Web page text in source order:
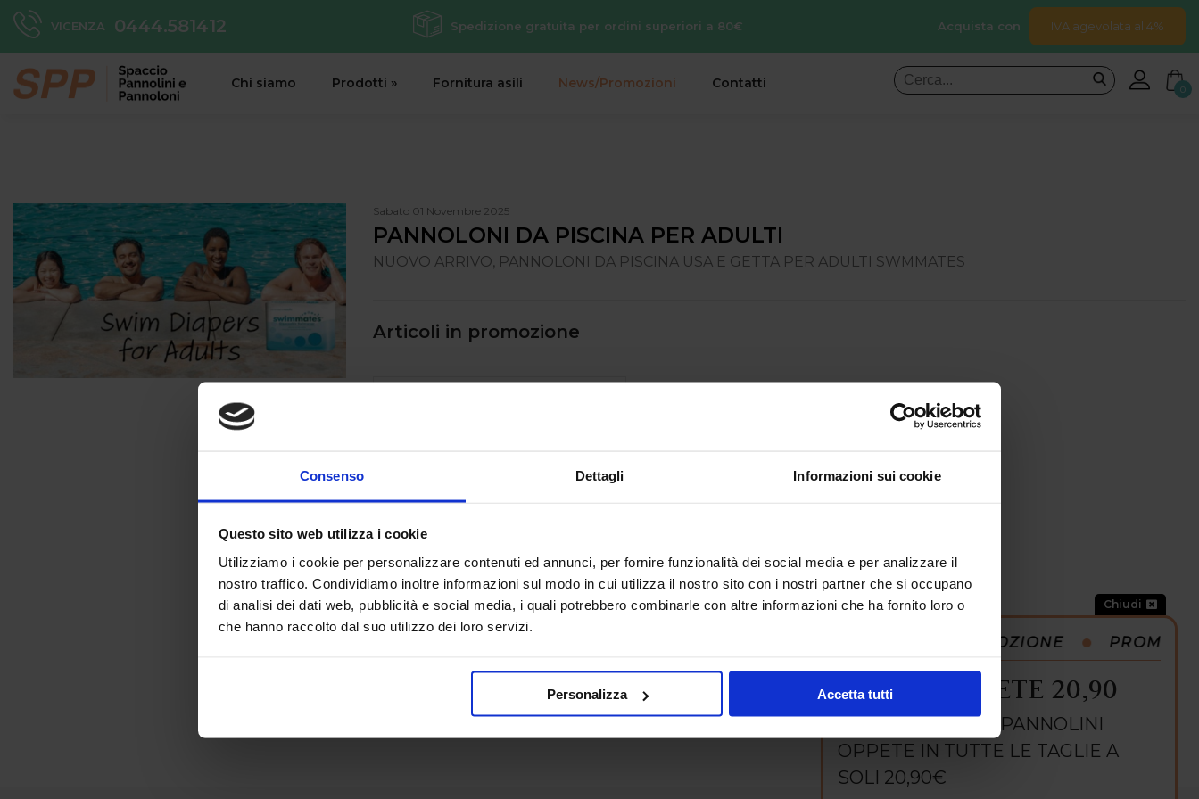
Consenso Dettagli Informazioni sui cookie
Questo sito web utilizza i cookie
Utilizziamo i cookie per personalizzare contenuti ed annunci, per fornire funzionalità dei social media e per analizzare il
nostro traffico. Condividiamo inoltre informazioni sul modo in cui utilizza il nostro sito con i nostri partner che si occupano
di analisi dei dati web, pubblicità e social media, i quali potrebbero combinarle con altre informazioni che ha fornito loro o
che hanno raccolto dal suo utilizzo dei loro servizi.
Personalizza Accetta tutti
VICENZA 0444.581412 Spedizione gratuita per ordini superiori a 80€ Acquista con IVA agevolata al 4%
Chi siamo Prodotti » Fornitura asili News/Promozioni Contatti 0
Sabato 01 Novembre 2025
PANNOLONI DA PISCINA PER ADULTI
NUOVO ARRIVO, PANNOLONI DA PISCINA USA E GETTA PER ADULTI SWMMATES
Articoli in promozione
PANNOLONE PER PISCINA
SWIMMATES
Linea pannoloni da piscina swimmates
Chiudi
PROMOZIONE
PROMO OPPETE 20,90
PROMO OPPETE, PANNOLINI
OPPETE IN TUTTE LE TAGLIE A
SOLI 20,90€